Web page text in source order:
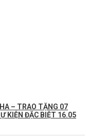
– TRAO TẶNG 07
KIỆN ĐẶC BIỆT 16.05